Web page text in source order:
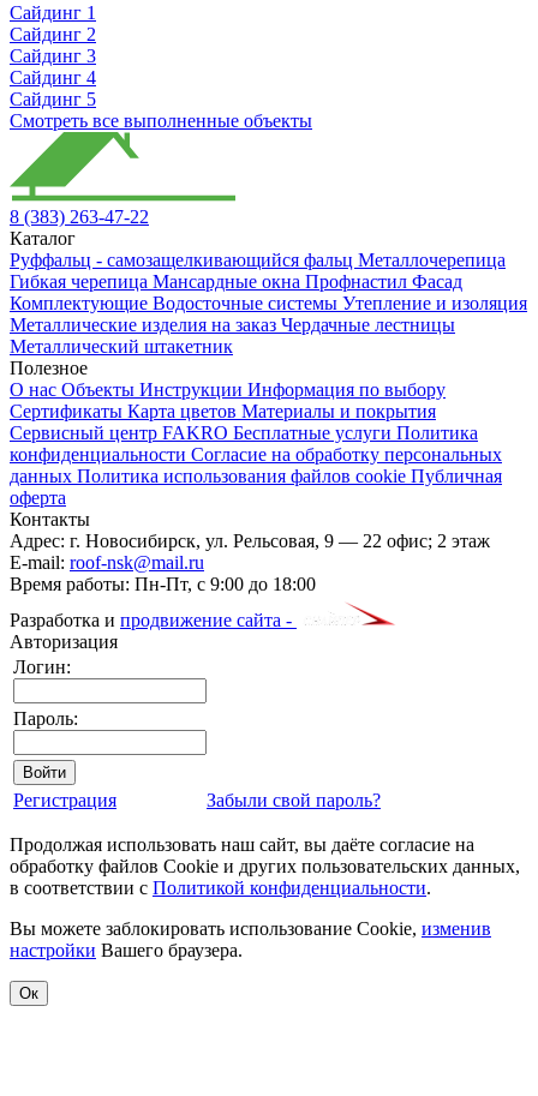
Сайдинг 1
Сайдинг 2
Сайдинг 3
Сайдинг 4
Сайдинг 5
Смотреть все выполненные объекты
8 (383) 263-47-22
Каталог
Руффальц - самозащелкивающийся фальц Металлочерепица
Гибкая черепица Мансардные окна Профнастил Фасад
Комплектующие Водосточные системы Утепление и изоляция
Металлические изделия на заказ Чердачные лестницы
Металлический штакетник
Полезное
О нас Объекты Инструкции Информация по выбору
Сертификаты Карта цветов Материалы и покрытия
Сервисный центр FAKRO Бесплатные услуги Политика
конфиденциальности Согласие на обработку персональных
данных Политика использования файлов cookie Публичная
оферта
Контакты
Адрес: г. Новосибирск, ул. Рельсовая, 9 — 22 офис; 2 этаж
E-mail: roof-nsk@mail.ru
Время работы: Пн-Пт, с 9:00 до 18:00
Разработка и продвижение сайта -
Авторизация
Логин:
Пароль:
Регистрация Забыли свой пароль?
Продолжая использовать наш сайт, вы даёте согласие на
обработку файлов Cookie и других пользовательских данных,
в соответствии с Политикой конфиденциальности.
Вы можете заблокировать использование Cookie, изменив
настройки Вашего браузера.
Ок